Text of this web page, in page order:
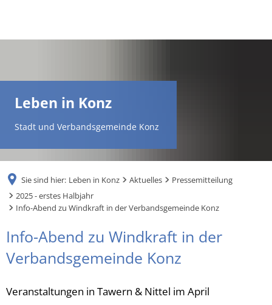
Leben in Konz
Stadt und Verbandsgemeinde Konz
Sie sind hier: Leben in Konz Aktuelles
Pressemitteilung
2025 - erstes Halbjahr
Info-Abend zu Windkraft in der Verbandsgemeinde Konz
Info-Abend zu Windkraft in der
Verbandsgemeinde Konz
Veranstaltungen in Tawern & Nittel im April